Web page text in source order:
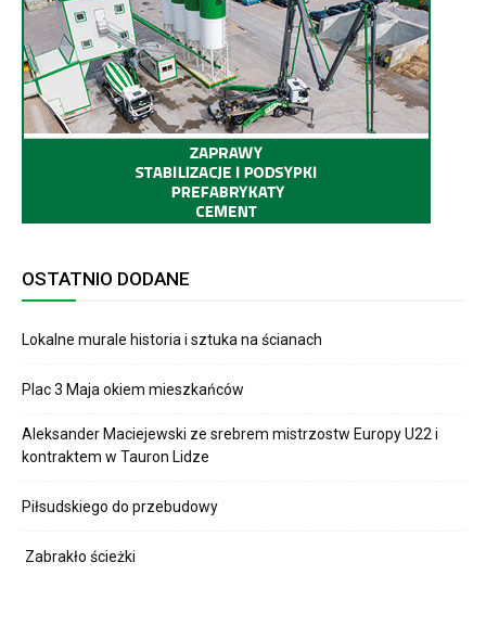
OSTATNIO DODANE
Lokalne murale historia i sztuka na ścianach
Plac 3 Maja okiem mieszkańców
Aleksander Maciejewski ze srebrem mistrzostw Europy U22 i
kontraktem w Tauron Lidze
Piłsudskiego do przebudowy
Zabrakło ścieżki